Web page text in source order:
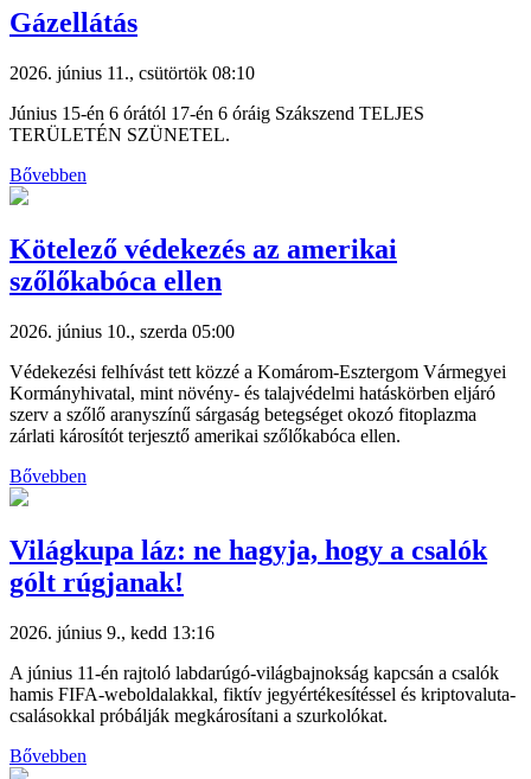
Gázellátás
2026. június 11., csütörtök 08:10
Június 15-én 6 órától 17-én 6 óráig Szákszend TELJES
TERÜLETÉN SZÜNETEL.
Bővebben
Kötelező védekezés az amerikai
szőlőkabóca ellen
2026. június 10., szerda 05:00
Védekezési felhívást tett közzé a Komárom-Esztergom Vármegyei
Kormányhivatal, mint növény- és talajvédelmi hatáskörben eljáró
szerv a szőlő aranyszínű sárgaság betegséget okozó fitoplazma
zárlati károsítót terjesztő amerikai szőlőkabóca ellen.
Bővebben
Világkupa láz: ne hagyja, hogy a csalók
gólt rúgjanak!
2026. június 9., kedd 13:16
A június 11-én rajtoló labdarúgó-világbajnokság kapcsán a csalók
hamis FIFA-weboldalakkal, fiktív jegyértékesítéssel és kriptovaluta-
csalásokkal próbálják megkárosítani a szurkolókat.
Bővebben